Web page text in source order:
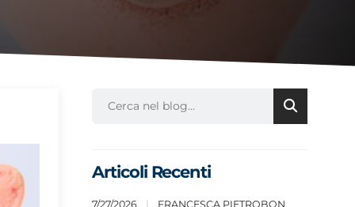
Articoli Recenti
7/27/2026 | FRANCESCA PIETROBON